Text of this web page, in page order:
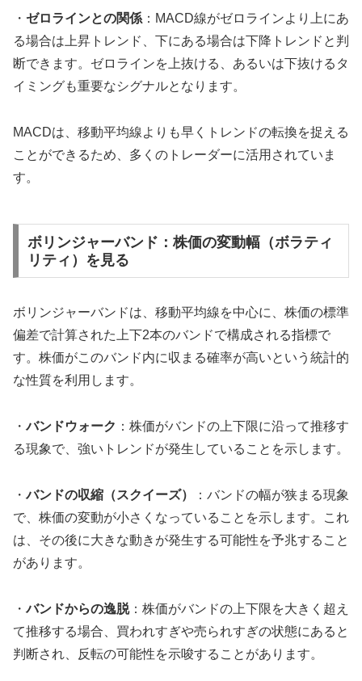
・ ゼロラインとの関係 ：MACD線がゼロラインより上にあ
る場合は上昇トレンド、下にある場合は下降トレンドと判
断できます。ゼロラインを上抜ける、あるいは下抜けるタ
イミングも重要なシグナルとなります。
MACDは、移動平均線よりも早くトレンドの転換を捉える
ことができるため、多くのトレーダーに活用されていま
す。
ボリンジャーバンド：株価の変動幅（ボラティ
リティ）を見る
ボリンジャーバンドは、移動平均線を中心に、株価の標準
偏差で計算された上下2本のバンドで構成される指標で
す。株価がこのバンド内に収まる確率が高いという統計的
な性質を利用します。
・バンドウォーク ：株価がバンドの上下限に沿って推移す
る現象で、強いトレンドが発生していることを示します。
・バンドの収縮（スクイーズ）
：バンドの幅が狭まる現象
で、株価の変動が小さくなっていることを示します。これ
は、その後に大きな動きが発生する可能性を予兆すること
があります。
・バンドからの逸脱：株価がバンドの上下限を大きく超え
て推移する場合、買われすぎや売られすぎの状態にあると
判断され、反転の可能性を示唆することがあります。